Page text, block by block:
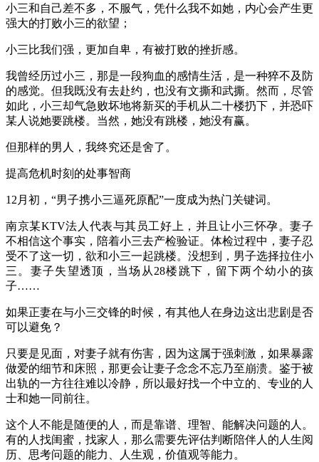
小三和自己差不多，不服气，凭什么我不如她，内心会产生更
强大的打败小三的欲望；
小三比我们强，更加自卑，有被打败的挫折感。
我曾经历过小三，那是一段狗血的感情生活，是一种猝不及防
的感觉。但我既没有去赴约，也没有文撕和武撕。然而，尽管
如此，小三却气急败坏地将新买的手机从二十楼扔下，并恐吓
某人说她要跳楼。当然，她没有跳楼，她没有赢。
但那样的男人，我终究还是舍了。
提高危机时刻的处事智商
12月初，“男子携小三逼死原配”一度成为热门关键词。
南京某KTV法人代表与其员工好上，并且让小三怀孕。妻子
不相信这个事实，陪着小三去产检验证。体检过程中，妻子忍
受不了这一切，欲和小三一起跳楼。没想到，男子选择拉住小
三。妻子失望透顶，当场从28楼跳下，留下两个幼小的孩
子……
如果正妻在与小三交锋的时候，有其他人在身边这出悲剧是否
可以避免？
只要是见面，对妻子就有伤害，因为这属于强刺激，如果暴露
做爱的细节和床照，那更会让妻子念念不忘乃至崩溃。鉴于被
出轨的一方往往难以冷静，所以最好找一个中立的、专业的人
士和她一同前往。
这个人不能是随便的人，而是靠谱、理智、能解决问题的人。
有的人找闺蜜，找家人，那么需要先评估判断陪伴人的人生阅
历、思考问题的能力、人生观，价值观等能力。